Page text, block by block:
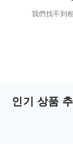
我們找不到
인기 상품